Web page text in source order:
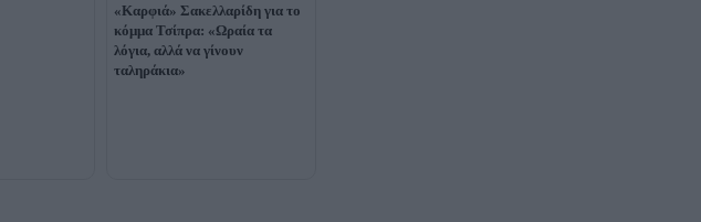
«Καρφιά» Σακελλαρίδη για το
κόμμα Τσίπρα: «Ωραία τα
λόγια, αλλά να γίνουν
ταληράκια»